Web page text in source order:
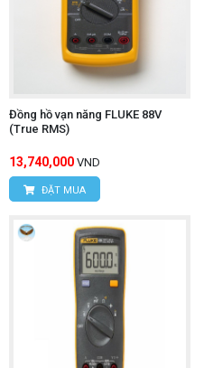
Đồng hồ vạn năng FLUKE 88V
(True RMS)
13,740,000 VND
ĐẶT MUA